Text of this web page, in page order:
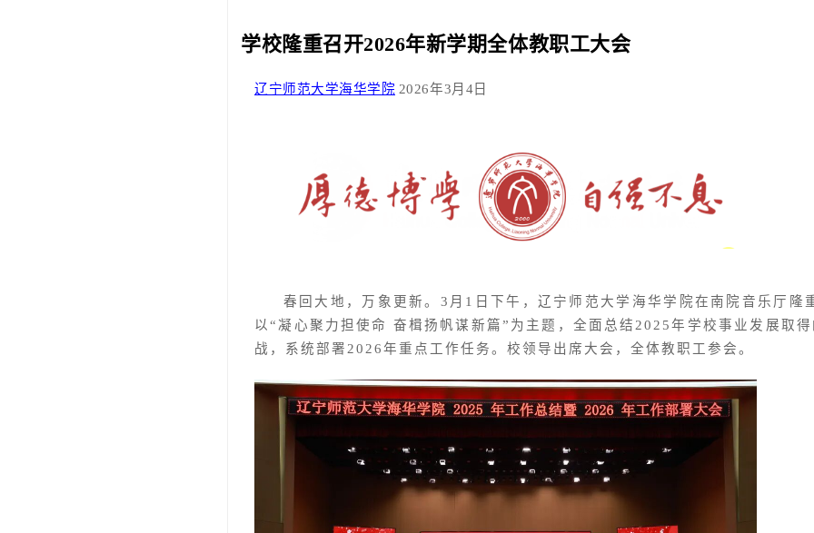
学校隆重召开2026年新学期全体教职工大会
辽宁师范大学海华学院 2026年3月4日
春回大地，万象更新。3月1日下午，辽宁师范大学海华学院在南院音乐厅
以“凝心聚力担使命 奋楫扬帆谋新篇”为主题，全面总结2025年学校事业发展取
战，系统部署2026年重点工作任务。校领导出席大会，全体教职工参会。